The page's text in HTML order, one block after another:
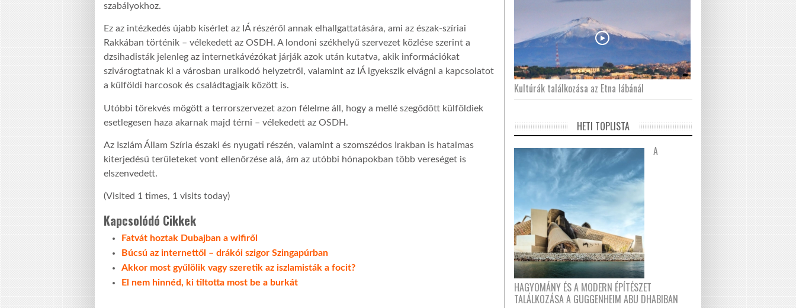
szabályokhoz.
Ez az intézkedés újabb kísérlet az IÁ részéről annak elhallgattatására, ami az észak-szíriai
Rakkában történik – vélekedett az OSDH. A londoni székhelyű szervezet közlése szerint a
dzsihadisták jelenleg az internetkávézókat járják azok után kutatva, akik információkat
szivárogtatnak ki a városban uralkodó helyzetről, valamint az IÁ igyekszik elvágni a kapcsolatot
a külföldi harcosok és családtagjaik között is.
Utóbbi törekvés mögött a terrorszervezet azon félelme áll, hogy a mellé szegődött külföldiek
esetlegesen haza akarnak majd térni – vélekedett az OSDH.
Az Iszlám Állam Szíria északi és nyugati részén, valamint a szomszédos Irakban is hatalmas
kiterjedésű területeket vont ellenőrzése alá, ám az utóbbi hónapokban több vereséget is
elszenvedett.
(Visited 1 times, 1 visits today)
Kapcsolódó Cikkek
Fatvát hoztak Dubajban a wifiről
Búcsú az internettől – drákói szigor Szingapúrban
Akkor most gyűlölik vagy szeretik az iszlamisták a focit?
El nem hinnéd, ki tiltotta most be a burkát
Kultúrák találkozása az Etna lábánál
HETI TOPLISTA
A
HAGYOMÁNY ÉS A MODERN ÉPÍTÉSZET
TALÁLKOZÁSA A GUGGENHEIM ABU DHABIBAN